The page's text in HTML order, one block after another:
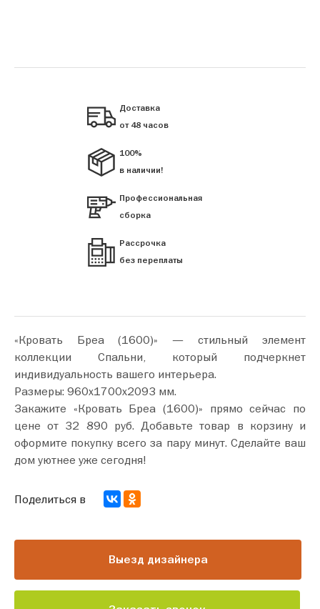
Доставка
от 48 часов
100%
в наличии!
Профессиональная
сборка
Рассрочка
без переплаты
«Кровать Бреа (1600)» — стильный элемент
коллекции Спальни, который подчеркнет
индивидуальность вашего интерьера.
Размеры: 960х1700х2093 мм.
Закажите «Кровать Бреа (1600)» прямо сейчас по
цене от 32 890 руб. Добавьте товар в корзину и
оформите покупку всего за пару минут. Сделайте ваш
дом уютнее уже сегодня!
Выезд дизайнера
Поделиться в